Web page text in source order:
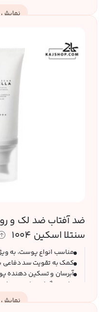
تست شده توسط
نمایش
ضد آفتاب ضد لک و
سنتلا اسکین 1004
مناسب انواع پوست، به
کمک به تقویت سد
آبرسان و تسکین دهنده
حاوی رنگدانه هلویی روشن
بافت سبک با جذب سریع
ضد لک و روشن کنندهنمایش